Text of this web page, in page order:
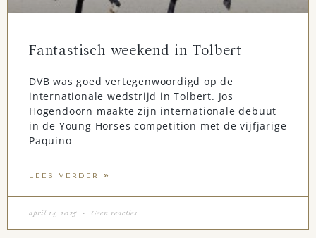
Fantastisch weekend in Tolbert
DVB was goed vertegenwoordigd op de
internationale wedstrijd in Tolbert. Jos
Hogendoorn maakte zijn internationale debuut
in de Young Horses competition met de vijfjarige
Paquino
LEES VERDER »
april 14, 2025 Geen reacties